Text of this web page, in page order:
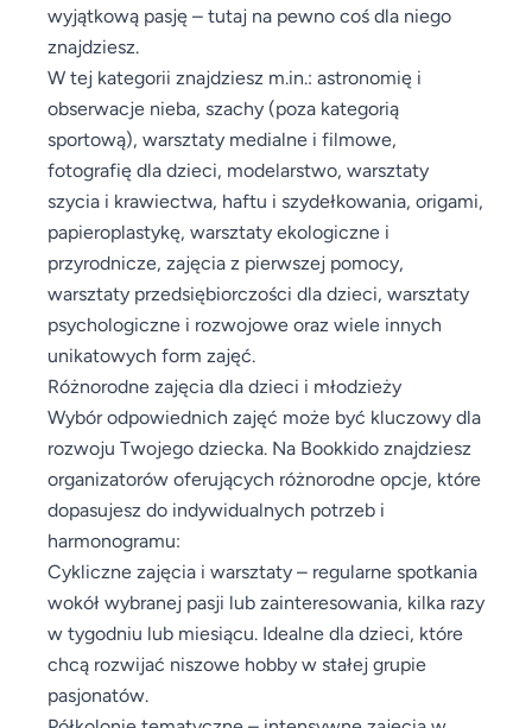
wyjątkową pasję – tutaj na pewno coś dla niego
znajdziesz.
W tej kategorii znajdziesz m.in.: astronomię i
obserwacje nieba, szachy (poza kategorią
sportową), warsztaty medialne i filmowe,
fotografię dla dzieci, modelarstwo, warsztaty
szycia i krawiectwa, haftu i szydełkowania, origami,
papieroplastykę, warsztaty ekologiczne i
przyrodnicze, zajęcia z pierwszej pomocy,
warsztaty przedsiębiorczości dla dzieci, warsztaty
psychologiczne i rozwojowe oraz wiele innych
unikatowych form zajęć.
Różnorodne zajęcia dla dzieci i młodzieży
Wybór odpowiednich zajęć może być kluczowy dla
rozwoju Twojego dziecka. Na Bookkido znajdziesz
organizatorów oferujących różnorodne opcje, które
dopasujesz do indywidualnych potrzeb i
harmonogramu:
Cykliczne zajęcia i warsztaty – regularne spotkania
wokół wybranej pasji lub zainteresowania, kilka razy
w tygodniu lub miesiącu. Idealne dla dzieci, które
chcą rozwijać niszowe hobby w stałej grupie
pasjonatów.